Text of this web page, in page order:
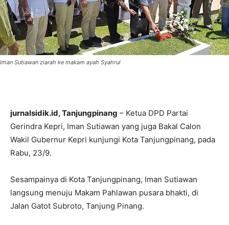
Iman Sutiawan ziarah ke makam ayah Syahrul
jurnalsidik.id, Tanjungpinang – Ketua DPD Partai
Gerindra Kepri, Iman Sutiawan yang juga Bakal Calon
Wakil Gubernur Kepri kunjungi Kota Tanjungpinang, pada
Rabu, 23/9.
Sesampainya di Kota Tanjungpinang, Iman Sutiawan
langsung menuju Makam Pahlawan pusara bhakti, di
Jalan Gatot Subroto, Tanjung Pinang.